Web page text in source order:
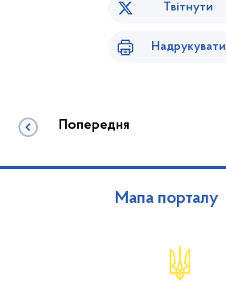
Твітнути
Надрукувати
Попередня
Мапа порталу